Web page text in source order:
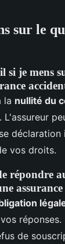
sur le
il si je mens
la nullité du
L'assureur
vos droits.
répondre
assurance
de